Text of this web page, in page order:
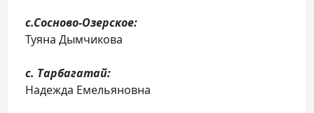
с.Сосново-Озерское:
Туяна Дымчикова
с. Тарбагатай:
Надежда Емельяновна